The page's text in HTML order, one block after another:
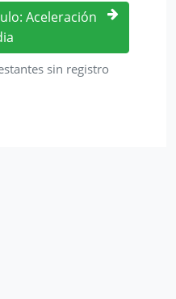
Aceleración
sin registro